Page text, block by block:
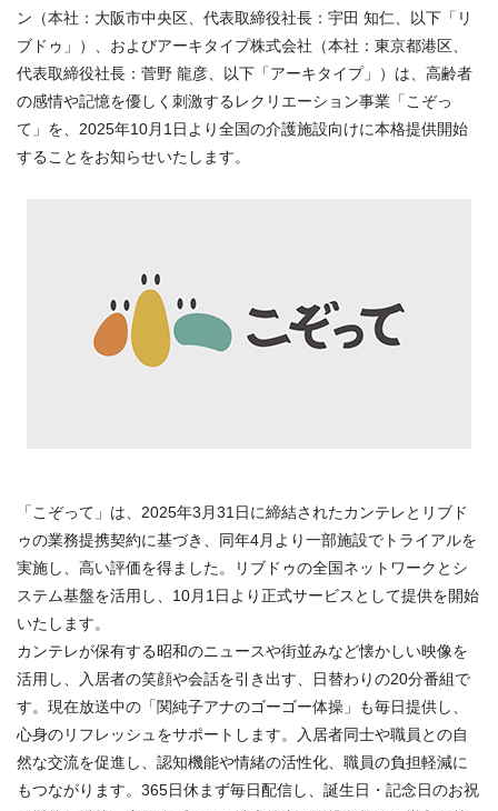
ン（本社：大阪市中央区、代表取締役社長：宇田 知仁、以下「リ
ブドゥ」）、およびアーキタイプ株式会社（本社：東京都港区、
代表取締役社長：菅野 龍彦、以下「アーキタイプ」）は、高齢者
の感情や記憶を優しく刺激するレクリエーション事業「こぞっ
て」を、2025年10月1日より全国の介護施設向けに本格提供開始
することをお知らせいたします。
「こぞって」は、2025年3月31日に締結されたカンテレとリブド
ゥの業務提携契約に基づき、同年4月より一部施設でトライアルを
実施し、高い評価を得ました。リブドゥの全国ネットワークとシ
ステム基盤を活用し、10月1日より正式サービスとして提供を開始
いたします。
カンテレが保有する昭和のニュースや街並みなど懐かしい映像を
活用し、入居者の笑顔や会話を引き出す、日替わりの20分番組で
す。現在放送中の「関純子アナのゴーゴー体操」も毎日提供し、
心身のリフレッシュをサポートします。入居者同士や職員との自
然な交流を促進し、認知機能や情緒の活性化、職員の負担軽減に
もつながります。365日休まず毎日配信し、誕生日・記念日のお祝